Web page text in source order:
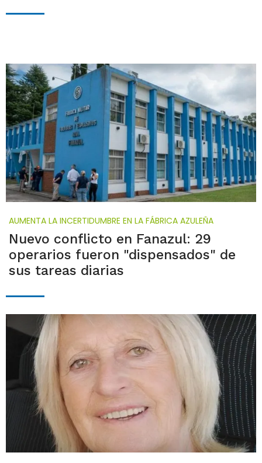
AUMENTA LA INCERTIDUMBRE EN LA FÁBRICA AZULEÑA
Nuevo conflicto en Fanazul: 29
operarios fueron "dispensados" de
sus tareas diarias